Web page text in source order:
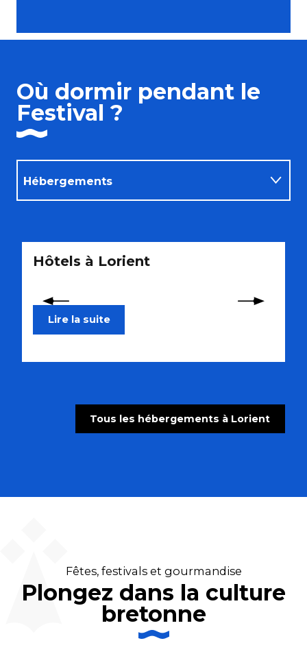
Où dormir pendant le
Festival ?
Hébergements
Hôtels à Lorient
Lire la suite
Tous les hébergements à Lorient
Fêtes, festivals et gourmandise
Plongez dans la culture
bretonne
Festival Vannes Echos Jazz